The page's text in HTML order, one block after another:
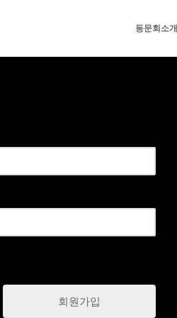
동문회소개
회원가입